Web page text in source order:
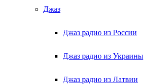
Джаз
Джаз радио из России
Джаз радио из Украины
Джаз радио из Латвии